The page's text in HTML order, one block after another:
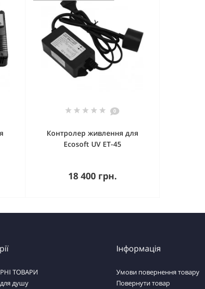
0
Контролер живлення для
Ecosoft UV ET-45
18 400 грн.
Купити
ТОВАРИ
душу
Інформація
Умови повернення товару
Повернути товар